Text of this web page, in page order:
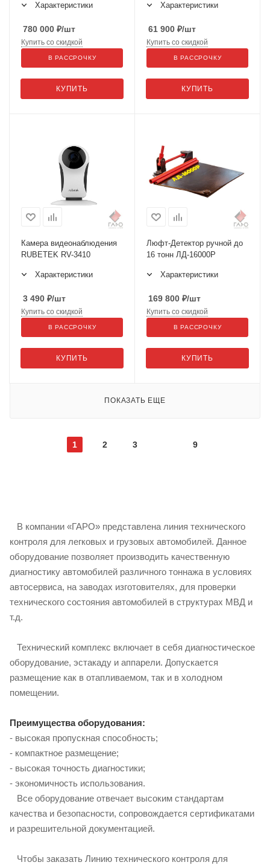
Характеристики
780 000 ₽/шт
КУПИТЬ
Купить со скидкой
В РАССРОЧКУ
Характеристики
61 900 ₽/шт
КУПИТЬ
Купить со скидкой
В РАССРОЧКУ
Камера видеонаблюдения
RUBETEK RV-3410
Характеристики
3 490 ₽/шт
КУПИТЬ
Купить со скидкой
В РАССРОЧКУ
Люфт-Детектор ручной до
16 тонн ЛД-16000Р
Характеристики
169 800 ₽/шт
КУПИТЬ
Купить со скидкой
В РАССРОЧКУ
ПОКАЗАТЬ ЕЩЕ
1 2 3 9
В компании «ГАРО» представлена линия технического
контроля для легковых и грузовых автомобилей. Данное
оборудование позволяет производить качественную
диагностику автомобилей различного тоннажа в условиях
автосервиса, на заводах изготовителях, для проверки
технического состояния автомобилей в структурах МВД и
т.д.
Технический комплекс включает в себя диагностическое
оборудование, эстакаду и аппарели. Допускается
размещение как в отапливаемом, так и в холодном
помещении.
Преимущества оборудования:
- высокая пропускная способность;
- компактное размещение;
- высокая точность диагностики;
- экономичность использования.
Все оборудование отвечает высоким стандартам
качества и безопасности, сопровождается сертификатами
и разрешительной документацией.
Чтобы заказать Линию технического контроля для